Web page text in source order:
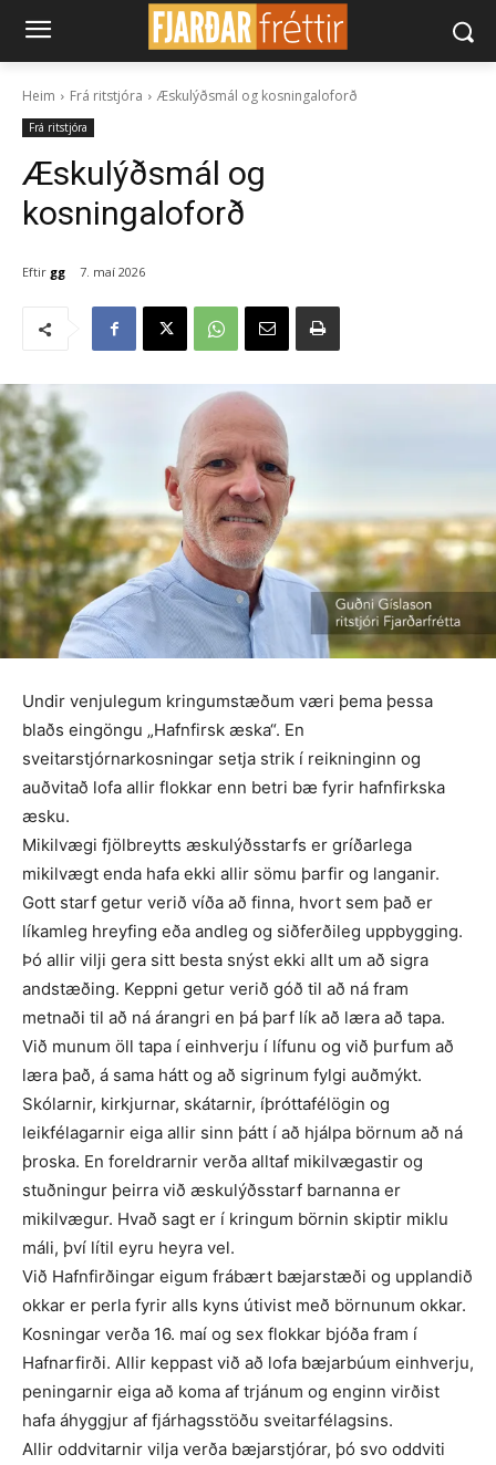
Heim Frá ritstjóra Æskulýðsmál og kosningaloforð
Frá ritstjóra
Æskulýðsmál og
kosningaloforð
Eftir gg 7. maí 2026
Undir venjulegum kringumstæðum væri þema þessa
blaðs eingöngu „Hafnfirsk æska“. En
sveitarstjórnarkosningar setja strik í reikninginn og
auðvitað lofa allir flokkar enn betri bæ fyrir hafnfirkska
æsku.
Mikilvægi fjölbreytts æskulýðsstarfs er gríðarlega
mikilvægt enda hafa ekki allir sömu þarfir og langanir.
Gott starf getur verið víða að finna, hvort sem það er
líkamleg hreyfing eða andleg og siðferðileg uppbygging.
Þó allir vilji gera sitt besta snýst ekki allt um að sigra
andstæðing. Keppni getur verið góð til að ná fram
metnaði til að ná árangri en þá þarf lík að læra að tapa.
Við munum öll tapa í einhverju í lífunu og við þurfum að
læra það, á sama hátt og að sigrinum fylgi auðmýkt.
Skólarnir, kirkjurnar, skátarnir, íþróttafélögin og
leikfélagarnir eiga allir sinn þátt í að hjálpa börnum að ná
þroska. En foreldrarnir verða alltaf mikilvægastir og
stuðningur þeirra við æskulýðsstarf barnanna er
mikilvægur. Hvað sagt er í kringum börnin skiptir miklu
máli, því lítil eyru heyra vel.
Við Hafnfirðingar eigum frábært bæjarstæði og upplandið
okkar er perla fyrir alls kyns útivist með börnunum okkar.
Kosningar verða 16. maí og sex flokkar bjóða fram í
Hafnarfirði. Allir keppast við að lofa bæjarbúum einhverju,
peningarnir eiga að koma af trjánum og enginn virðist
hafa áhyggjur af fjárhagsstöðu sveitarfélagsins.
Allir oddvitarnir vilja verða bæjarstjórar, þó svo oddviti